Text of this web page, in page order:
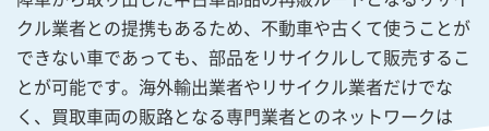
クル業者との提携もあるため、不動車や古くて使うことが
できない車であっても、部品をリサイクルして販売するこ
とが可能です。海外輸出業者やリサイクル業者だけでな
く、買取車両の販路となる専門業者とのネットワークは